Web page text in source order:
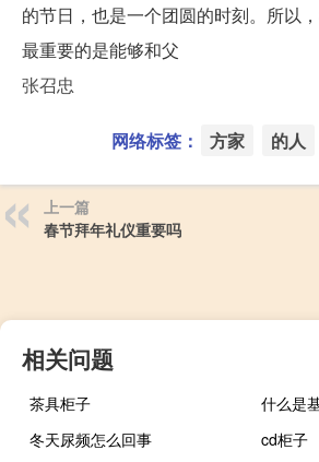
的节日，也是一个团圆的时刻。所以
最重要的是能够和父
张召忠
网络标签： 方家 的人
上一篇
春节拜年礼仪重要吗
相关问题
茶具柜子
什么是
冬天尿频怎么回事
cd柜子